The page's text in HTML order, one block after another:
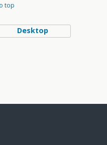
top
Desktop